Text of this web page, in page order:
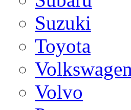
Suzuki
Toyota
Volkswagen
Volvo